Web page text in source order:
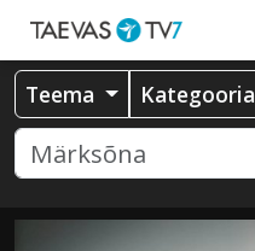
Teema Kategooria